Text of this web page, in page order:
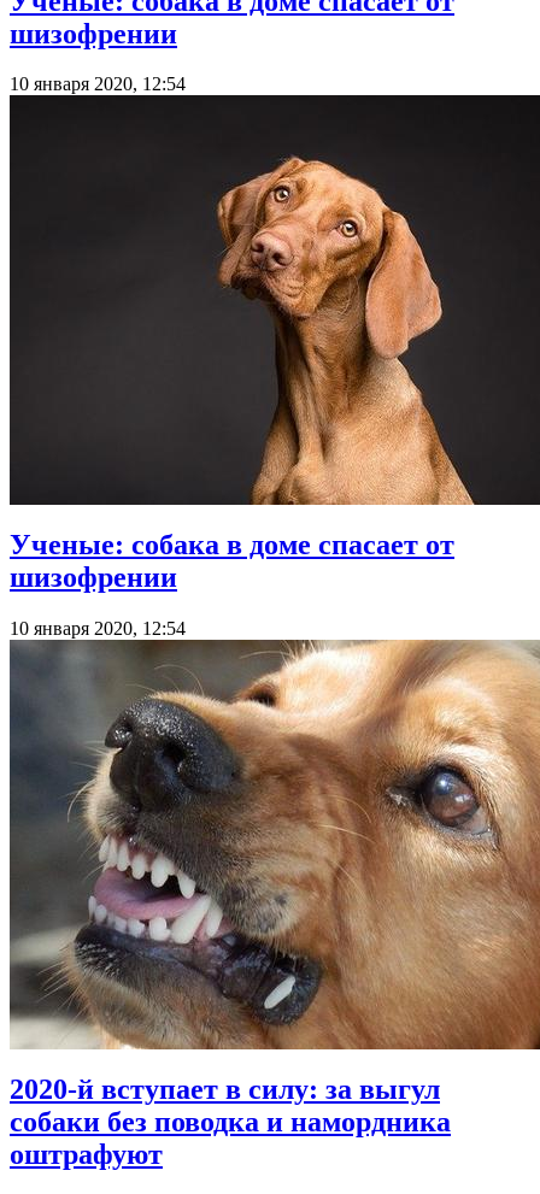
шизофрении
10 января 2020, 12:54
Ученые: собака в доме спасает от
шизофрении
10 января 2020, 12:54
2020-й вступает в силу: за выгул
собаки без поводка и намордника
оштрафуют